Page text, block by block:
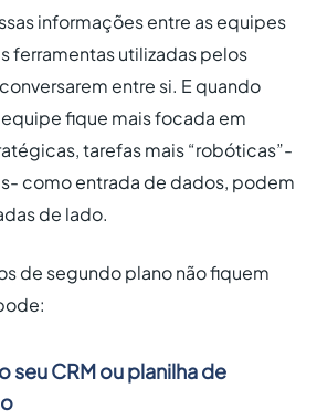
informações entre as equipes
ferramentas utilizadas pelos
entre si. E quando
fique mais focada em
tarefas mais “robóticas”-
como entrada de dados, podem
de lado.
de segundo plano não fiquem
seu CRM ou planilha de